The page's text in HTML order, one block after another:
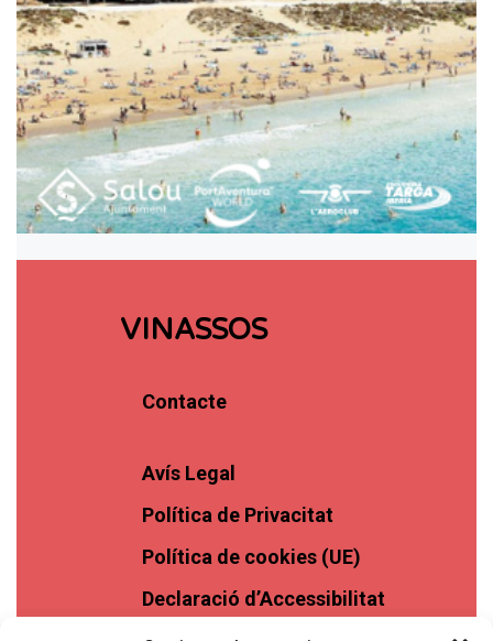
VINASSOS
Contacte
Avís Legal
Política de Privacitat
Política de cookies (UE)
Declaració d’Accessibilitat